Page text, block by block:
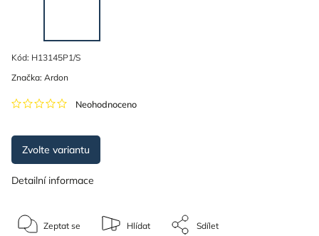
Kód: H13145P1/S
Neohodnoceno
Značka: Ardon
Zvolte variantu
Detailní informace
Zeptat se Hlídat Sdílet